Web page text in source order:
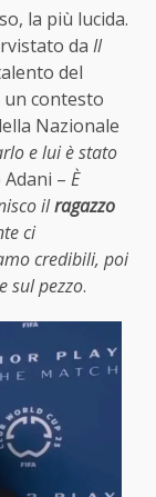
la più lucida.
da Il
del
contesto
Nazionale
e lui è stato
– È
ilragazzo
ci
credibili, poi
sul pezzo.